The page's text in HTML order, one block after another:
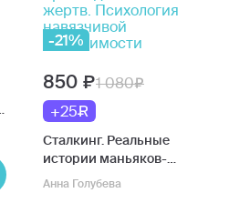
-21%
850
1 080
+25
Сталкинг. Реальные
истории маньяков-
преследователей и их
Анна Голубева